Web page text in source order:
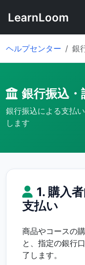
LearnLoom
ヘルプセンター 銀
銀行振込・
銀行振込による支払
します
1. 購入
支払い
商品やコースの
と、指定の銀行
了します。